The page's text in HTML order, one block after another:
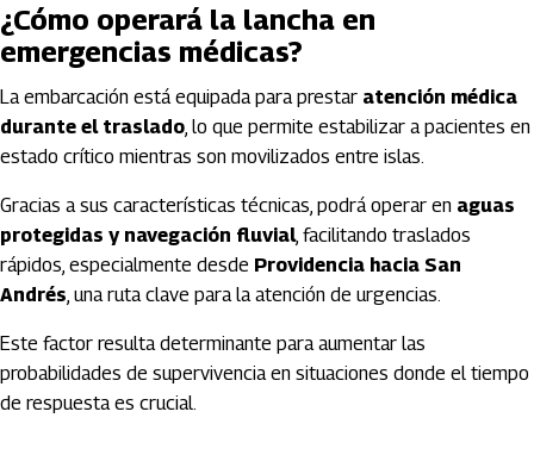
¿Cómo operará la lancha en
emergencias médicas?
La embarcación está equipada para prestar atención médica
durante el traslado, lo que permite estabilizar a pacientes en
estado crítico mientras son movilizados entre islas.
Gracias a sus características técnicas, podrá operar en aguas
protegidas y navegación fluvial, facilitando traslados
rápidos, especialmente desde Providencia hacia San
Andrés, una ruta clave para la atención de urgencias.
Este factor resulta determinante para aumentar las
probabilidades de supervivencia en situaciones donde el tiempo
de respuesta es crucial.